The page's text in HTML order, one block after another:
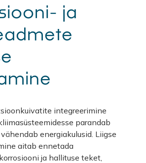
ja
integreerimine
parandab
energiakulusid. Liigse
aitab ennetada
ja hallituse teket,